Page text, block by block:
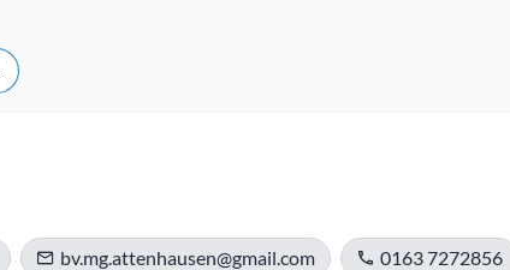
bv.mg.attenhausen@gmail.com 0163 7272856